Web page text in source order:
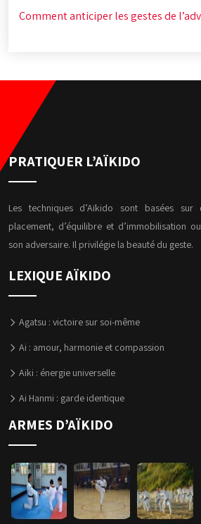
Comment anticiper les gestes de
PRATIQUER L’AÏKIDO
Les techniques d’Aïkido sont basées
placement, d’équilibre et d’immobilisation
son adversaire. Il privilégie la beauté du geste.
LEXIQUE AÏKIDO
Agatsu : victoire sur soi-même
Ai : amour, harmonie et compassion
Aiki : énergie universelle
Ai Hanmi : garde identique
ARMES D’AÏKIDO